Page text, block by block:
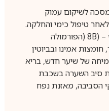
לשיקום עמוק
טיפול כימי והחלקה.
ויטמין חיוני המחזק את שורשי – (8B (הפורמולה
אמינו ובביוטין
של שיער חדש, בריא
סיב השערה בשכבת
הסביבה, מאזנת נפח